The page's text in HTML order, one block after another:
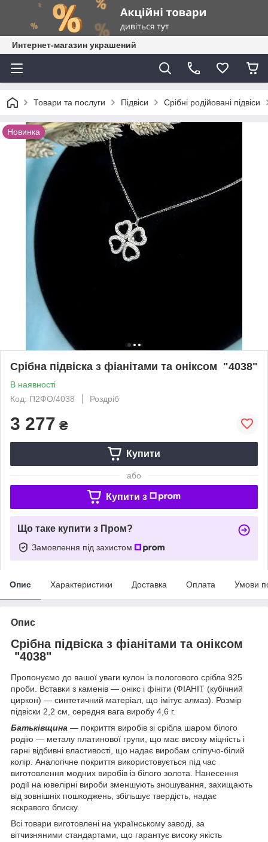
Интернет-магазин украшений
Товари та послуги Підвіси Срібні родійовані підвіси
Новинка
Срібна підвіска з фіанітами та оніксом "4038"
В наявності
Код: П2ФО/4038
Роздріб
3 277 ₴
Купити
або
Купити з
Що таке купити з Пром?
Замовлення під захистом
Опис Характеристики Доставка Оплата Умови
Опис
Срібна підвіска з фіанітами та оніксом
"4038"
Пропонуємо до вашої уваги кулон із пологового срібла 925
проби. Вставки з каменів — онікс і фініти (ФІАНІТ (кубічний
циркон) — синтетичний матеріал, що імітує алмаз). Розмір
підвіски 2,2 см, середня вага виробу 4,6 г.
Батьківщина — покриття виробів зі срібла шаром білого
родію — металу платинової групи, що має високу міцність і
гарні відбивні властивості, що надає виробам сліпучо-білий
колір. Аналогічне покриття використовується під час
виготовлення модних виробів із білого золота. Нанесення
родії на ювелірні вироби зменшують зношування, захищають
від зовнішніх пошкоджень, збільшує твердість, надає
яскравого блиску.
Всі товари виготовлені на українському заводі, за
вітчизняними стандартами, що гарантує високу якість